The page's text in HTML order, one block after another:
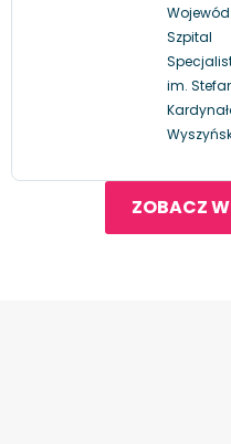
Szpital
im.
ZOBACZ